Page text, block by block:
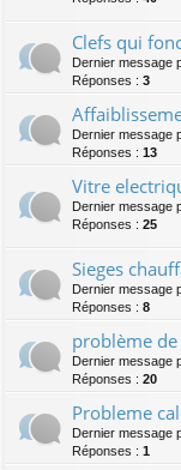
Clefs qui
Dernier message
Réponses : 3
Dernier message
Réponses : 13
Vitre
Dernier message
Réponses : 25
Sieges
Dernier message
Réponses : 8
problème de
Dernier message
Réponses : 20
Probleme
Dernier message
Réponses : 1